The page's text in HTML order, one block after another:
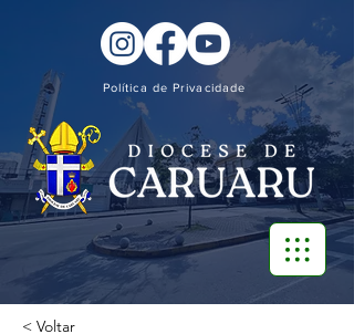
Política de Privacidade
< Voltar